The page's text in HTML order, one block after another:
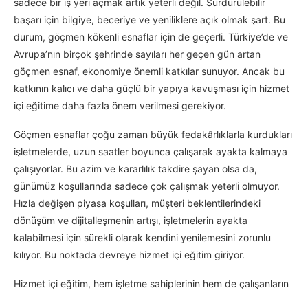
sadece bir iş yeri açmak artık yeterli değil. Sürdürülebilir
başarı için bilgiye, beceriye ve yeniliklere açık olmak şart. Bu
durum, göçmen kökenli esnaflar için de geçerli. Türkiye’de ve
Avrupa’nın birçok şehrinde sayıları her geçen gün artan
göçmen esnaf, ekonomiye önemli katkılar sunuyor. Ancak bu
katkının kalıcı ve daha güçlü bir yapıya kavuşması için hizmet
içi eğitime daha fazla önem verilmesi gerekiyor.
Göçmen esnaflar çoğu zaman büyük fedakârlıklarla kurdukları
işletmelerde, uzun saatler boyunca çalışarak ayakta kalmaya
çalışıyorlar. Bu azim ve kararlılık takdire şayan olsa da,
günümüz koşullarında sadece çok çalışmak yeterli olmuyor.
Hızla değişen piyasa koşulları, müşteri beklentilerindeki
dönüşüm ve dijitalleşmenin artışı, işletmelerin ayakta
kalabilmesi için sürekli olarak kendini yenilemesini zorunlu
kılıyor. Bu noktada devreye hizmet içi eğitim giriyor.
Hizmet içi eğitim, hem işletme sahiplerinin hem de çalışanların